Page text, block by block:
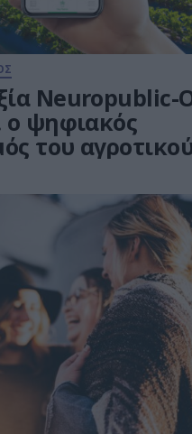
Neuropublic-
ο ψηφιακός
του
εκατ. ευρώ